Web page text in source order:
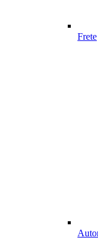
Frete